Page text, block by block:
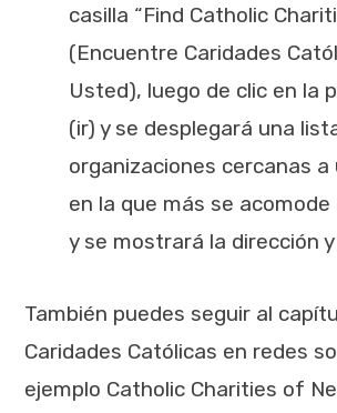
casilla “Find Catholic
(Encuentre Caridades
Usted), luego de clic en la
(ir) y se desplegará una
organizaciones cercanas a
en la que más se
y se mostrará la dirección
También puedes seguir al
Caridades Católicas en redes
ejemplo Catholic Charities of